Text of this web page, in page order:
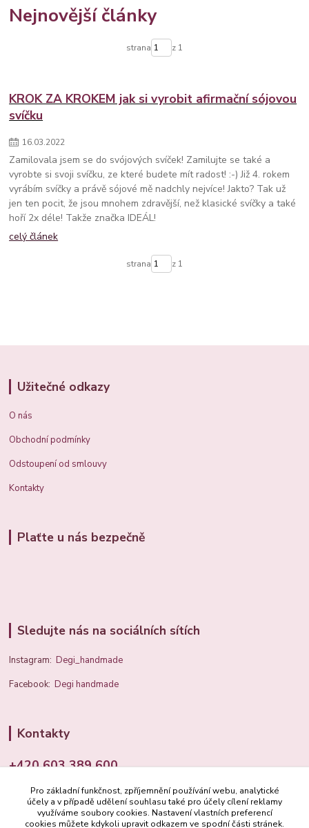
Nejnovější články
strana z 1
KROK ZA KROKEM jak si vyrobit afirmační sójovou
svíčku
16.03.2022
Zamilovala jsem se do svójových svíček! Zamilujte se také a
vyrobte si svoji svíčku, ze které budete mít radost! :-) Již 4. rokem
vyrábím svíčky a právě sójové mě nadchly nejvíce! Jakto? Tak už
jen ten pocit, že jsou mnohem zdravější, než klasické svíčky a také
hoří 2x déle! Takže značka IDEÁL!
celý článek
strana z 1
Užitečné odkazy
O nás
Obchodní podmínky
Odstoupení od smlouvy
Kontakty
Plaťte u nás bezpečně
Sledujte nás na sociálních sítích
Instagram:Degi_handmade
Facebook:Degi handmade
Kontakty
+420 603 389 600
info@degi.cz
Pro základní funkčnost, zpříjemnění používání webu, analytické
účely a v případě udělení souhlasu také pro účely cílení reklamy
využíváme soubory cookies. Nastavení vlastních preferencí
cookies můžete kdykoli upravit odkazem ve spodní části stránek.